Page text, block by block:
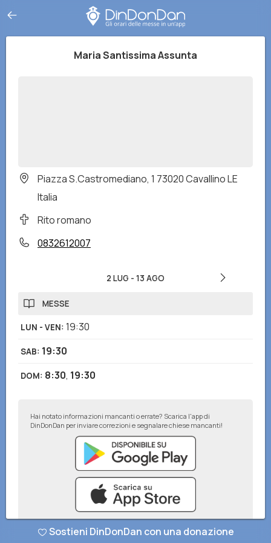
Maria Santissima Assunta
Piazza S.Castromediano, 1 73020 Cavallino LE
Italia
Rito romano
0832612007
2 LUG - 13 AGO
MESSE
LUN - VEN: 19:30
SAB: 19:30
DOM: 8:30, 19:30
Hai notato informazioni mancanti o errate? Scarica l'app di
DinDonDan per inviare correzioni e segnalare chiese mancanti!
Sostieni DinDonDan con una donazione